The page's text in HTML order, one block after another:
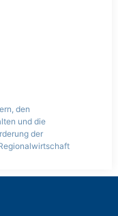
den
und die
der